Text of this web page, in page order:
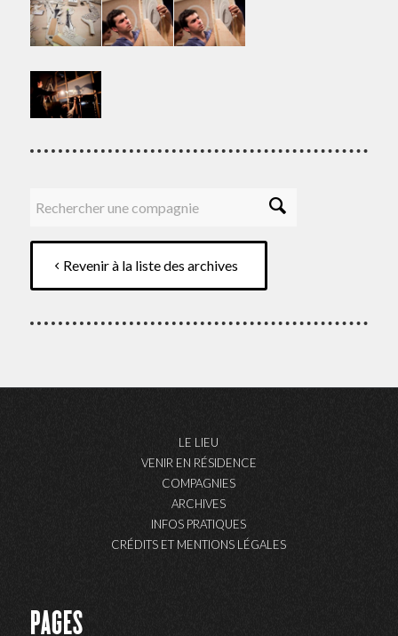
Revenir à la liste des archives
LE LIEU
VENIR EN RÉSIDENCE
COMPAGNIES
ARCHIVES
INFOS PRATIQUES
CRÉDITS ET MENTIONS LÉGALES
PAGES